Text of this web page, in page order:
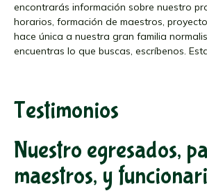
encontrarás información sobre nuestro
horarios, formación de maestros,
hace única a nuestra gran familia
encuentras lo que buscas, escríbenos.
Testimonios
Nuestro egresados,
maestros, y